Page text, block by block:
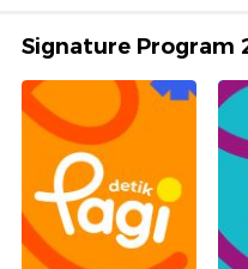
Signature Program